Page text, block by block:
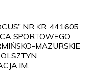
NR KR: 441605
SPORTOWEGO
MAZURSKIE
IM.